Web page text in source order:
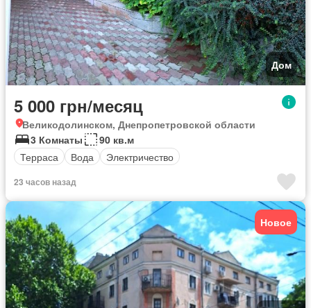
Дом
5 000 грн/месяц
Великодолинском, Днепропетровской области
3 Комнаты
90 кв.м
Терраса
Вода Электричество
23 часов назад
Новое